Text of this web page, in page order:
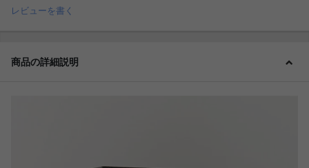
レビューを書く
商品の詳細説明